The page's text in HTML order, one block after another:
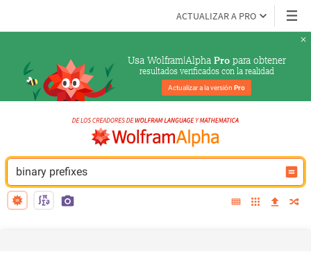
ACTUALIZAR A PRO
Usa Wolfram|Alpha Pro para obtener
resultados verificados con la realidad
Actualizar a la versión Pro
binary prefixes